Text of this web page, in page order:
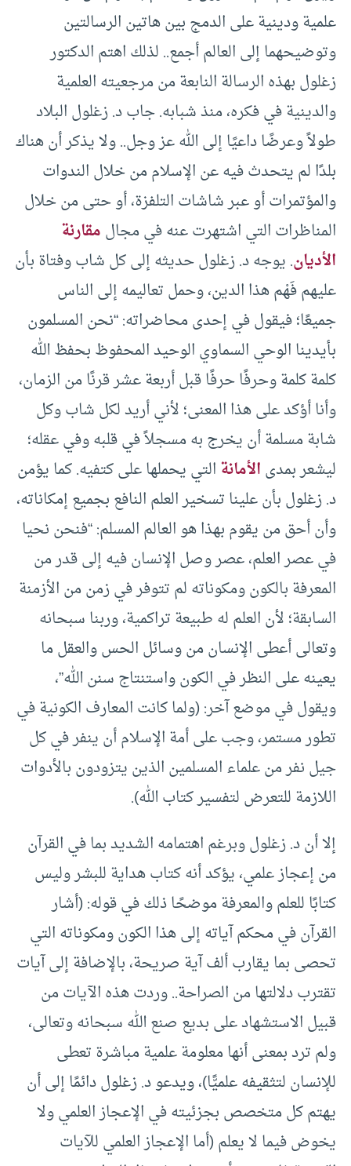
علمية ودينية على الدمج بين هاتين الرسالتين
وتوضيحهما إلى العالم أجمع.. لذلك اهتم الدكتور
زغلول بهذه الرسالة النابعة من مرجعيته العلمية
والدينية في فكره، منذ شبابه. جاب د. زغلول البلاد
طولاً وعرضًا داعيًا إلى الله عز وجل.. ولا يذكر أن هناك
بلدًا لم يتحدث فيه عن الإسلام من خلال الندوات
والمؤتمرات أو عبر شاشات التلفزة، أو حتى من خلال
المناظرات التي اشتهرت عنه في مجالمقارنة
الأديان. يوجه د. زغلول حديثه إلى كل شاب وفتاة بأن
عليهم فَهْم هذا الدين، وحمل تعاليمه إلى الناس
جميعًا؛ فيقول في إحدى محاضراته: “نحن المسلمون
بأيدينا الوحي السماوي الوحيد المحفوظ بحفظ الله
كلمة كلمة وحرفًا حرفًا قبل أربعة عشر قرنًا من الزمان،
وأنا أؤكد على هذا المعنى؛ لأني أريد لكل شاب وكل
شابة مسلمة أن يخرج به مسجلاً في قلبه وفي عقله؛
ليشعر بمدىالأمانةالتي يحملها على كتفيه. كما يؤمن
د. زغلول بأن علينا تسخير العلم النافع بجميع إمكاناته،
وأن أحق من يقوم بهذا هو العالم المسلم: “فنحن نحيا
في عصر العلم، عصر وصل الإنسان فيه إلى قدر من
المعرفة بالكون ومكوناته لم تتوفر في زمن من الأزمنة
السابقة؛ لأن العلم له طبيعة تراكمية، وربنا سبحانه
وتعالى أعطى الإنسان من وسائل الحس والعقل ما
يعينه على النظر في الكون واستنتاج سنن الله”،
ويقول في موضع آخر: (ولما كانت المعارف الكونية في
تطور مستمر، وجب على أمة الإسلام أن ينفر في كل
جيل نفر من علماء المسلمين الذين يتزودون بالأدوات
اللازمة للتعرض لتفسير كتاب الله).
إلا أن د. زغلول وبرغم اهتمامه الشديد بما في القرآن
من إعجاز علمي، يؤكد أنه كتاب هداية للبشر وليس
كتابًا للعلم والمعرفة موضحًا ذلك في قوله: (أشار
القرآن في محكم آياته إلى هذا الكون ومكوناته التي
تحصى بما يقارب ألف آية صريحة، بالإضافة إلى آيات
تقترب دلالتها من الصراحة.. وردت هذه الآيات من
قبيل الاستشهاد على بديع صنع الله سبحانه وتعالى،
ولم ترد بمعنى أنها معلومة علمية مباشرة تعطى
للإنسان لتثقيفه علميًّا)، ويدعو د. زغلول دائمًا إلى أن
يهتم كل متخصص بجزئيته في الإعجاز العلمي ولا
يخوض فيما لا يعلم (أما الإعجاز العلمي للآيات